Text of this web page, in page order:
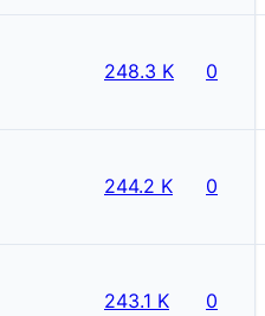
248.3 K 0
244.2 K 0
243.1 K 0